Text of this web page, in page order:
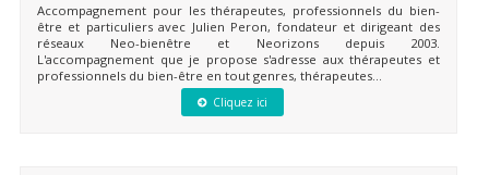
Accompagnement pour les thérapeutes, professionnels du bien-
être et particuliers avec Julien Peron, fondateur et dirigeant des
réseaux Neo-bienêtre et Neorizons depuis 2003.
L'accompagnement que je propose s'adresse aux thérapeutes et
professionnels du bien-être en tout genres, thérapeutes...
Cliquez ici